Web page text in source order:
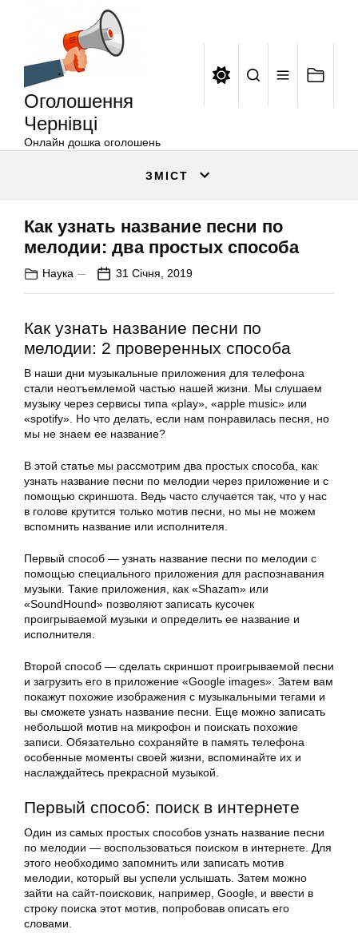
Оголошення
Чернівці
Онлайн дошка оголошень
ЗМІСТ
Как узнать название песни по
мелодии: два простых способа
Наука 31 Січня, 2019
Как узнать название песни по
мелодии: 2 проверенных способа
В наши дни музыкальные приложения для телефона
стали неотъемлемой частью нашей жизни. Мы слушаем
музыку через сервисы типа «play», «apple music» или
«spotify». Но что делать, если нам понравилась песня, но
мы не знаем ее название?
В этой статье мы рассмотрим два простых способа, как
узнать название песни по мелодии через приложение и с
помощью скриншота. Ведь часто случается так, что у нас
в голове крутится только мотив песни, но мы не можем
вспомнить название или исполнителя.
Первый способ — узнать название песни по мелодии с
помощью специального приложения для распознавания
музыки. Такие приложения, как «Shazam» или
«SoundHound» позволяют записать кусочек
проигрываемой музыки и определить ее название и
исполнителя.
Второй способ — сделать скриншот проигрываемой песни
и загрузить его в приложение «Google images». Затем вам
покажут похожие изображения с музыкальными тегами и
вы сможете узнать название песни. Еще можно записать
небольшой мотив на микрофон и поискать похожие
записи. Обязательно сохраняйте в память телефона
особенные моменты своей жизни, вспоминайте их и
наслаждайтесь прекрасной музыкой.
Первый способ: поиск в интернете
Один из самых простых способов узнать название песни
по мелодии — воспользоваться поиском в интернете. Для
этого необходимо запомнить или записать мотив
мелодии, который вы успели услышать. Затем можно
зайти на сайт-поисковик, например, Google, и ввести в
строку поиска этот мотив, попробовав описать его
словами.